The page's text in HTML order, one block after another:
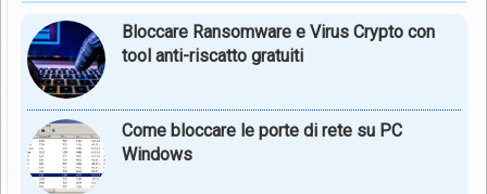
Bloccare Ransomware e Virus Crypto con
tool anti-riscatto gratuiti
Come bloccare le porte di rete su PC
Windows